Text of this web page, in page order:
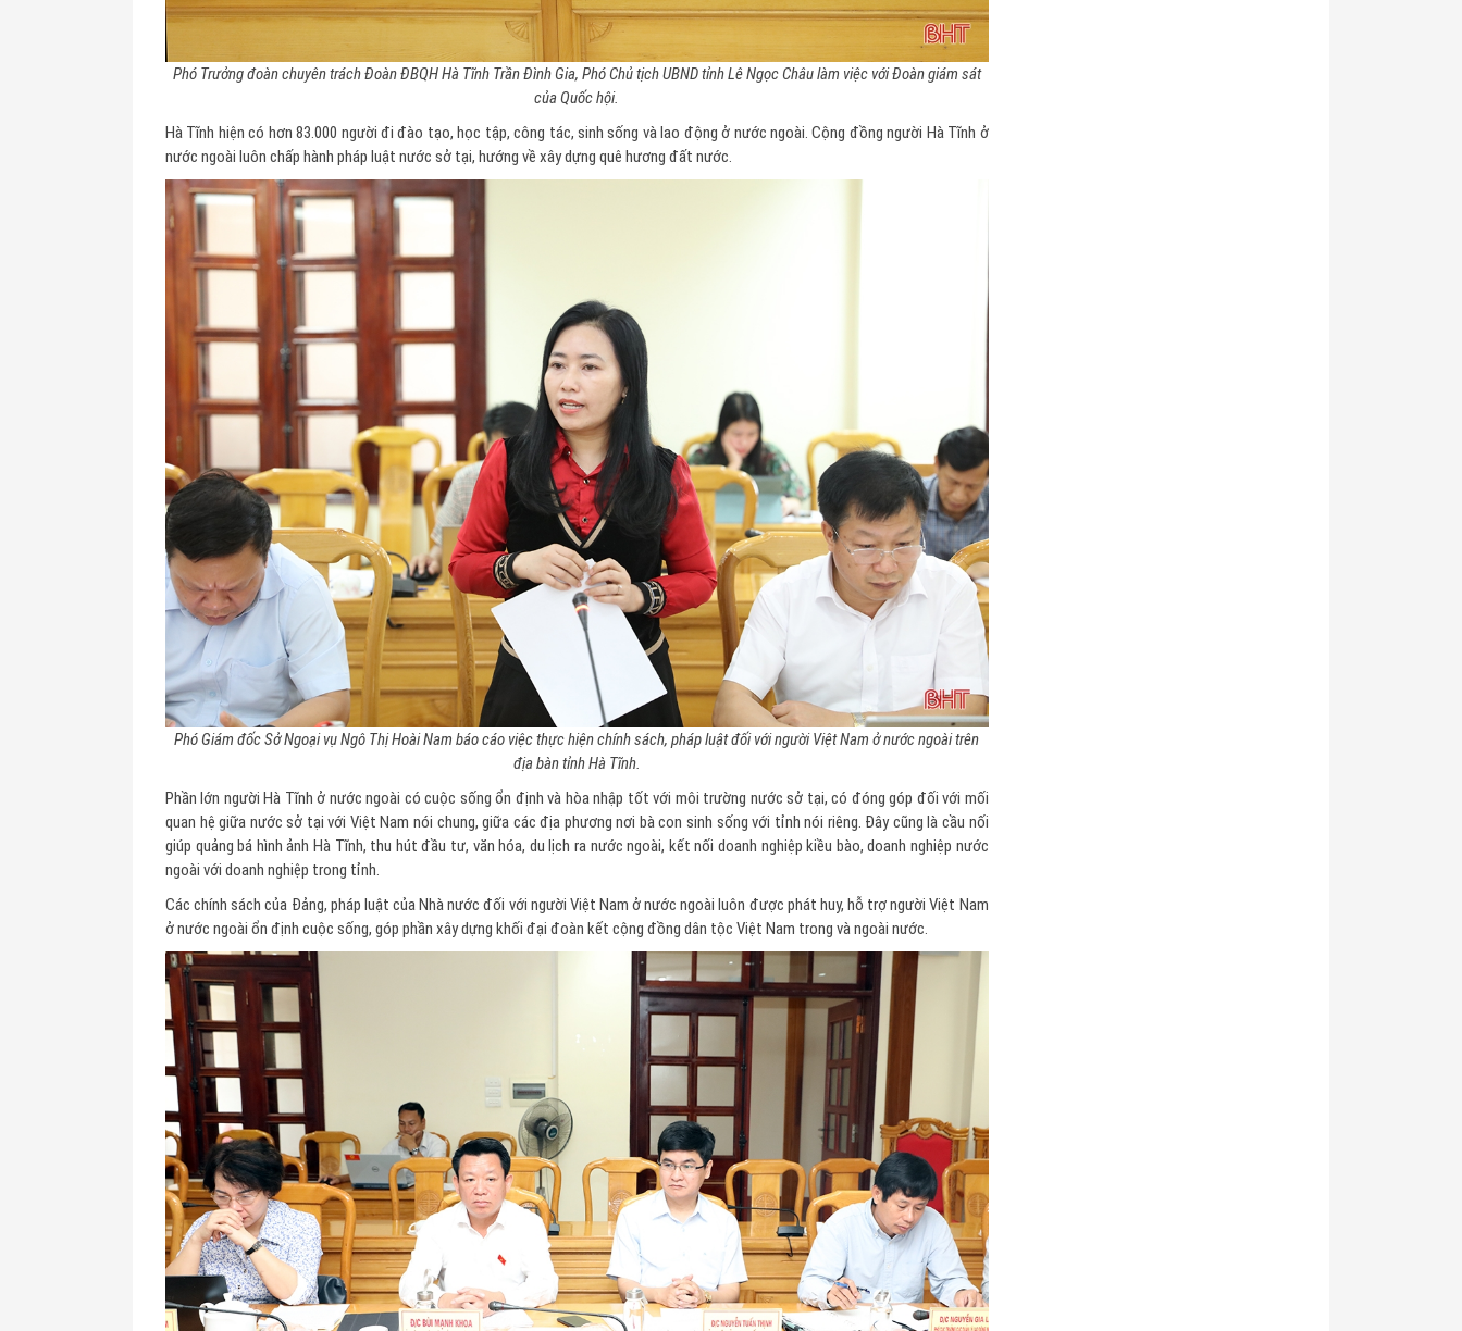
Phó Trưởng đoàn chuyên trách Đoàn ĐBQH Hà Tĩnh Trần Đình Gia, Phó Chủ tịch UBND tỉnh Lê Ngọc Châu làm việc với Đoàn giám sát
của Quốc hội.
Hà Tĩnh hiện có hơn 83.000 người đi đào tạo, học tập, công tác, sinh sống và lao động ở nước ngoài. Cộng đồng người Hà Tĩnh ở
nước ngoài luôn chấp hành pháp luật nước sở tại, hướng về xây dựng quê hương đất nước.
Phó Giám đốc Sở Ngoại vụ Ngô Thị Hoài Nam báo cáo việc thực hiện chính sách, pháp luật đối với người Việt Nam ở nước ngoài trên
địa bàn tỉnh Hà Tĩnh.
Phần lớn người Hà Tĩnh ở nước ngoài có cuộc sống ổn định và hòa nhập tốt với môi trường nước sở tại, có đóng góp đối với mối
quan hệ giữa nước sở tại với Việt Nam nói chung, giữa các địa phương nơi bà con sinh sống với tỉnh nói riêng. Đây cũng là cầu nối
giúp quảng bá hình ảnh Hà Tĩnh, thu hút đầu tư, văn hóa, du lịch ra nước ngoài, kết nối doanh nghiệp kiều bào, doanh nghiệp nước
ngoài với doanh nghiệp trong tỉnh.
Các chính sách của Đảng, pháp luật của Nhà nước đối với người Việt Nam ở nước ngoài luôn được phát huy, hỗ trợ người Việt Nam
ở nước ngoài ổn định cuộc sống, góp phần xây dựng khối đại đoàn kết cộng đồng dân tộc Việt Nam trong và ngoài nước.